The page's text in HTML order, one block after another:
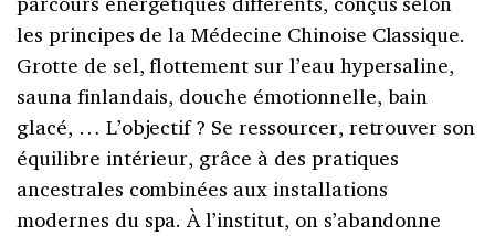
les principes de la Médecine Chinoise Classique.
Grotte de sel, flottement sur l’eau hypersaline,
sauna finlandais, douche émotionnelle, bain
glacé, … L’objectif ? Se ressourcer, retrouver son
équilibre intérieur, grâce à des pratiques
ancestrales combinées aux installations
modernes du spa. À l’institut, on s’abandonne